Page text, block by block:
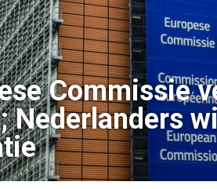
Commissie
Nederlanders